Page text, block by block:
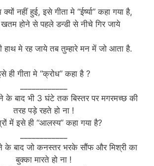
नहीं हुई, इसे गीता मे “ईर्ष्या” कहा गया है,
होने से पहले डन्डी से नीचे गिर जाये
मे रह जाये तब तुम्हारे मन में जो आता है.
ही गीता मे “क्रोध” कहा है ?
के बाद भी 3 घंटे तक बिस्तर पर मगरमच्छ की
तरह पड़े रहते हो ना !
में इसे ही “आलस्य” कहा गया है?
के बाद जो कनस्तर भरके सौंफ और मिश्री का
बुक्का मारते हो ना !